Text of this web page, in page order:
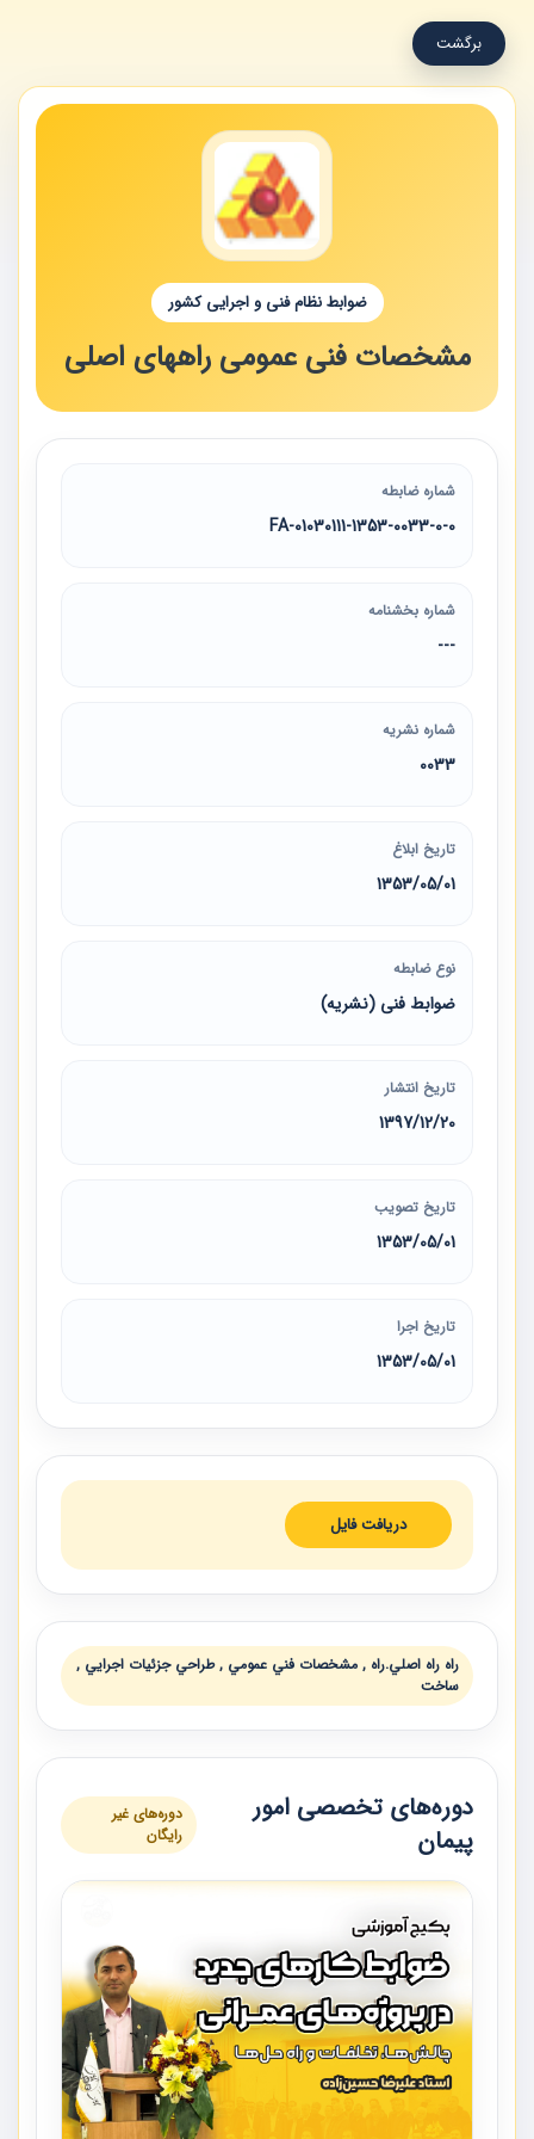
برگشت
ضوابط نظام فنی و اجرایی کشور
مشخصات فنی عمومی راههای اصلی
شماره ضابطه
01030111-1353-0033-0-0-FA
شماره بخشنامه
---
شماره نشریه
0033
تاریخ ابلاغ
1353/05/01
نوع ضابطه
ضوابط فنی (نشریه)
تاریخ انتشار
1397/12/20
تاریخ تصویب
1353/05/01
تاریخ اجرا
1353/05/01
دریافت فایل
راه راه اصلي.راه , مشخصات فني عمومي , طراحي جزئيات اجرايي ,
ساخت
دوره‌های تخصصی امور
پیمان
دوره‌های غیر
رایگان